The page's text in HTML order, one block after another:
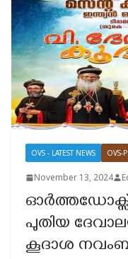
OVS - LATEST NEWS OVS-
November 13, 2024
പുതിയ
കൂദാശ